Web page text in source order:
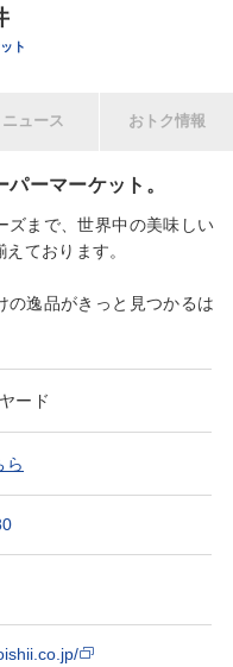
ト
ニュース おトク情報
ーマーケット。
ズまで、世界中の美味しい
ております。
の逸品がきっと見つかるは
ード
ら